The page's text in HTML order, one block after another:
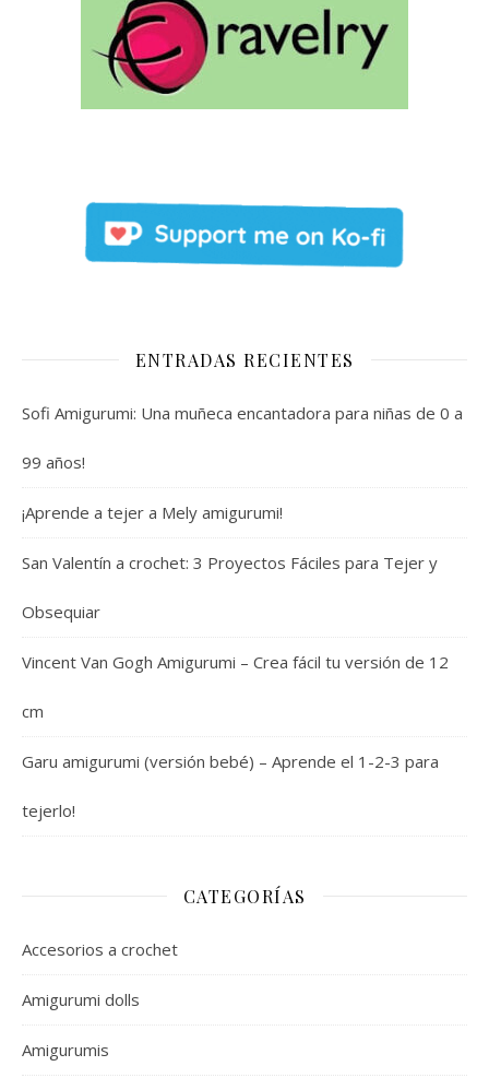
ENTRADAS RECIENTES
Sofi Amigurumi: Una muñeca encantadora para niñas de 0 a
99 años!
¡Aprende a tejer a Mely amigurumi!
San Valentín a crochet: 3 Proyectos Fáciles para Tejer y
Obsequiar
Vincent Van Gogh Amigurumi – Crea fácil tu versión de 12
cm
Garu amigurumi (versión bebé) – Aprende el 1-2-3 para
tejerlo!
CATEGORÍAS
Accesorios a crochet
Amigurumi dolls
Amigurumis